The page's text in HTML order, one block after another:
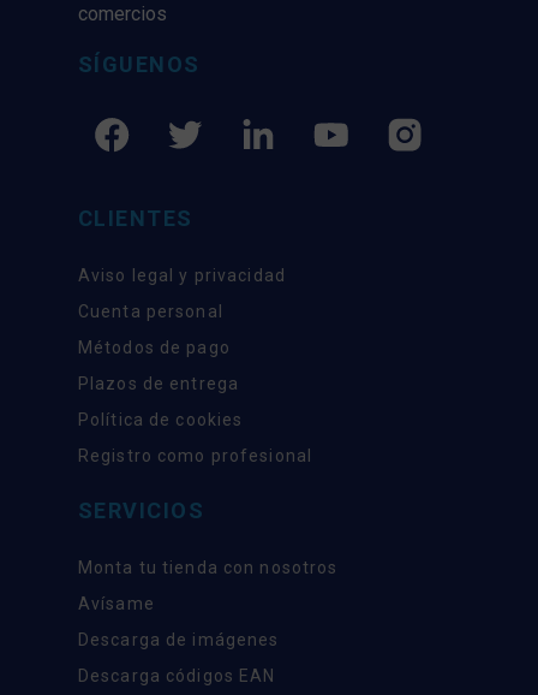
comercios
SÍGUENOS
CLIENTES
Aviso legal y privacidad
Cuenta personal
Métodos de pago
Plazos de entrega
Política de cookies
Registro como profesional
SERVICIOS
Monta tu tienda con nosotros
Avísame
Descarga de imágenes
Descarga códigos EAN